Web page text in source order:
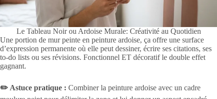
Le Tableau Noir ou Ardoise Murale: Créativité au Quotidien
Une portion de mur peinte en peinture ardoise, ça offre une surface
d’expression permanente où elle peut dessiner, écrire ses citations, ses
to-do lists ou ses révisions. Fonctionnel ET décoratif le double effet
gagnant.
✏️ Astuce pratique : Combiner la peinture ardoise avec un cadre